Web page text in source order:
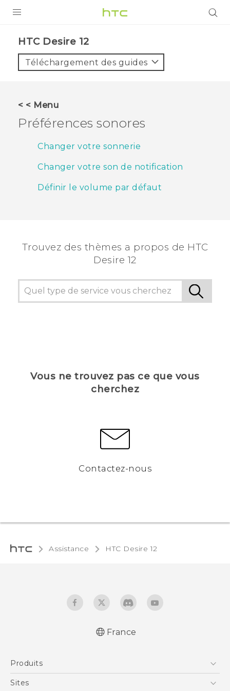
VIVE
ASSISTANCE
Appareils HTC & Accessoires
Connexion
HTC Desire 12‎
Téléchargement des guides
< < Menu
Préférences sonores
Changer votre sonnerie
Changer votre son de notification
Définir le volume par défaut
Trouvez des thèmes a propos de HTC
Desire 12
Vous ne trouvez pas ce que vous
cherchez
Contactez-nous
Assistance HTC Desire 12‎
France
Produits
Smartphones
Sites